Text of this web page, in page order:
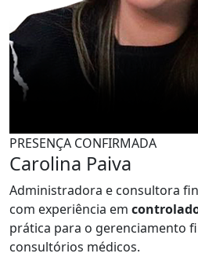
PRESENÇA CONFIRMADA
Carolina Paiva
Administradora e consultora
com experiência em
prática para o gerenciamento
consultórios médicos.